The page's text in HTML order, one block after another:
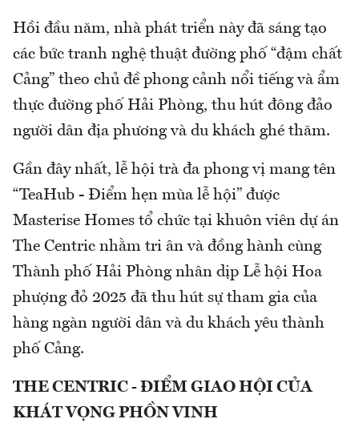
Hồi đầu năm, nhà phát triển này đã sáng tạo
các bức tranh nghệ thuật đường phố “đậm chất
Cảng” theo chủ đề phong cảnh nổi tiếng và ẩm
thực đường phố Hải Phòng, thu hút đông đảo
người dân địa phương và du khách ghé thăm.
Gần đây nhất, lễ hội trà đa phong vị mang tên
“TeaHub - Điểm hẹn mùa lễ hội” được
Masterise Homes tổ chức tại khuôn viên dự án
The Centric nhằm tri ân và đồng hành cùng
Thành phố Hải Phòng nhân dịp Lễ hội Hoa
phượng đỏ 2025 đã thu hút sự tham gia của
hàng ngàn người dân và du khách yêu thành
phố Cảng.
THE CENTRIC - ĐIỂM GIAO HỘI CỦA
KHÁT VỌNG PHỒN VINH